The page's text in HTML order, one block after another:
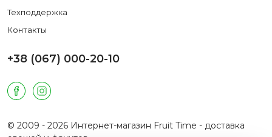
Техподдержка
Контакты
+38 (067) 000-20-10
© 2009 - 2026 Интернет-магазин Fruit Time - доставка